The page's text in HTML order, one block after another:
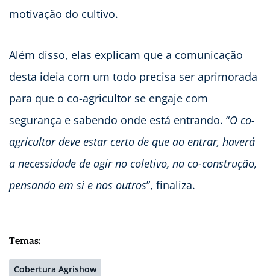
motivação do cultivo.
Além disso, elas explicam que a comunicação
desta ideia com um todo precisa ser aprimorada
para que o co-agricultor se engaje com
segurança e sabendo onde está entrando. “O co-
agricultor deve estar certo de que ao entrar, haverá
a necessidade de agir no coletivo, na co-construção,
pensando em si e nos outros”, finaliza.
Temas:
Cobertura Agrishow